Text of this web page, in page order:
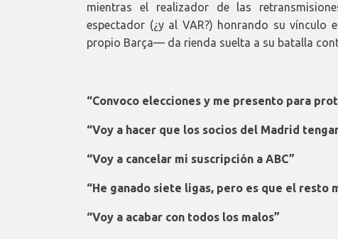
mientras el realizador de las
espectador (¿y al VAR?) honrando su
propio Barça— da rienda suelta a su batalla
“Convoco elecciones y me presento para
“Voy a hacer que los socios del Madrid
“Voy a cancelar mi suscripción a ABC”
“He ganado siete ligas, pero es que el resto
“Voy a acabar con todos los malos”